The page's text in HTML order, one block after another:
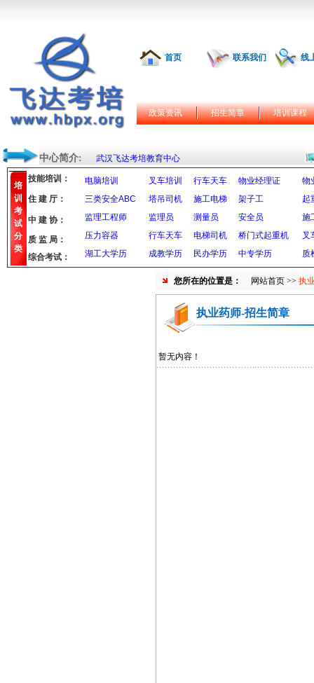
首页 联系我们 线
政策资讯 招生简章 培训课程
中心简介: 武汉飞达考培教育中心
培
训
考
试
分
类
技能培训： 电脑培训 叉车培训 行车天车 物业经理证
物
三类安全ABC
塔吊司机 施工电梯 架子工
起
监理工程师
监理员 测量员 安全员
施
压力容器
行车天车 电梯司机 桥门式起重机
叉
湖工大学历
成教学历 民办学历 中专学历 质
住 建 厅：
中 建 协：
质 监 局：
综合考试：
您所在的位置是： 网站首页 >> 执
执业药师-招生简章
暂无内容！